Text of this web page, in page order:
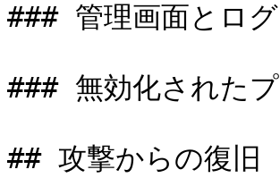
### 管理画面とロ
### 無効化された